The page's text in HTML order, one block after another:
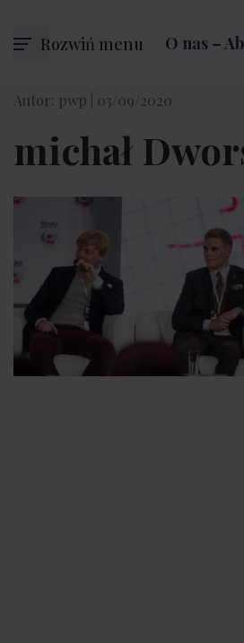
Rozwiń menu O nas –
Autor: pwp | 03/09/2020
michał